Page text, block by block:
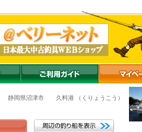
静岡県沼津市 久料港 （くりょうこう）